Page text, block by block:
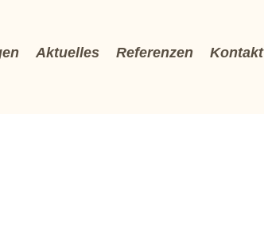
Aktuelles Referenzen Kontakt